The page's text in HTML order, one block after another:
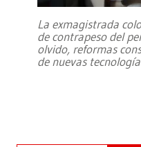
La exmagistrada
de contrapeso del
olvido, reformas
de nuevas